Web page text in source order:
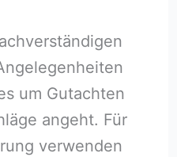
um Gutachten
angeht. Für
verwenden